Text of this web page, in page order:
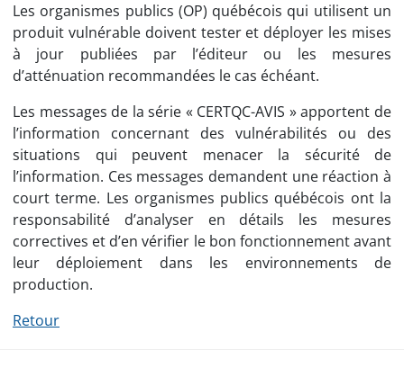
Les organismes publics (OP) québécois qui utilisent un
produit vulnérable doivent tester et déployer les mises
à jour publiées par l’éditeur ou les mesures
d’atténuation recommandées le cas échéant.
Les messages de la série « CERTQC-AVIS » apportent de
l’information concernant des vulnérabilités ou des
situations qui peuvent menacer la sécurité de
l’information. Ces messages demandent une réaction à
court terme. Les organismes publics québécois ont la
responsabilité d’analyser en détails les mesures
correctives et d’en vérifier le bon fonctionnement avant
leur déploiement dans les environnements de
production.
Retour